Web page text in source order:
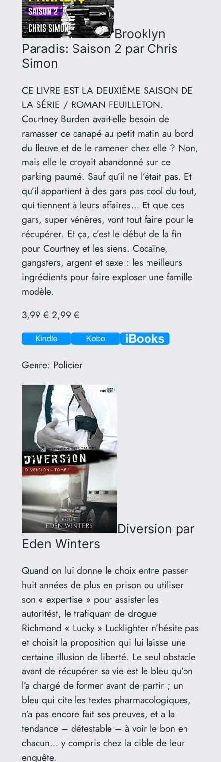
Brooklyn
Paradis: Saison 2 par Chris
Simon
CE LIVRE EST LA DEUXIÈME SAISON DE
LA SÉRIE / ROMAN FEUILLETON.
Courtney Burden avait-elle besoin de
ramasser ce canapé au petit matin au bord
du fleuve et de le ramener chez elle ? Non,
mais elle le croyait abandonné sur ce
parking paumé. Sauf qu’il ne l’était pas. Et
qu’il appartient à des gars pas cool du tout,
qui tiennent à leurs affaires… Et que ces
gars, super vénères, vont tout faire pour le
récupérer. Et ça, c’est le début de la fin
pour Courtney et les siens. Cocaïne,
gangsters, argent et sexe : les meilleurs
ingrédients pour faire exploser une famille
modèle.
3,99 €2,99 €
Genre: Policier
Diversion par
Eden Winters
Quand on lui donne le choix entre passer
huit années de plus en prison ou utiliser
son « expertise » pour assister les
autoritést, le trafiquant de drogue
Richmond « Lucky » Lucklighter n’hésite pas
et choisit la proposition qui lui laisse une
certaine illusion de liberté. Le seul obstacle
avant de récupérer sa vie est le bleu qu’on
l’a chargé de former avant de partir ; un
bleu qui cite les textes pharmacologiques,
n’a pas encore fait ses preuves, et a la
tendance – détestable – à voir le bon en
chacun… y compris chez la cible de leur
enquête.